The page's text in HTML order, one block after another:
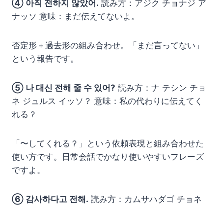
④ 아직 전하지 않았어. 読み方：アジク チョナジ ア
ナッソ 意味：まだ伝えてないよ。
否定形＋過去形の組み合わせ。「まだ言ってない」
という報告です。
⑤ 나 대신 전해 줄 수 있어? 読み方：ナ テシン チョ
ネ ジュルス イッソ？ 意味：私の代わりに伝えてく
れる？
「〜してくれる？」という依頼表現と組み合わせた
使い方です。日常会話でかなり使いやすいフレーズ
ですよ。
⑥ 감사하다고 전해. 読み方：カムサハダゴ チョネ